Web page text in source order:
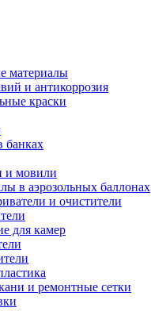
материалы
и антикоррозия
краски
банках
и мовили
в аэрозольных баллонах
и очистители
для камер
и ремонтные сетки